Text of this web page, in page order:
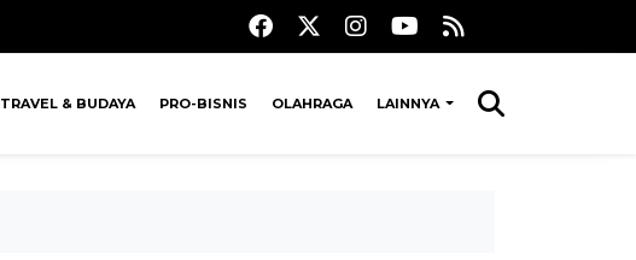
TRAVEL & BUDAYA PRO-BISNIS OLAHRAGA LAINNYA